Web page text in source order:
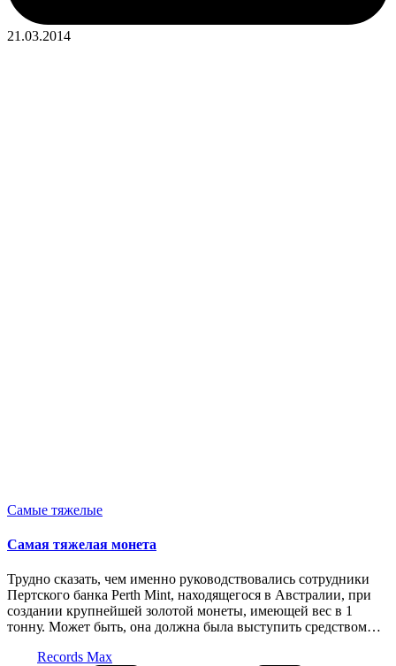
21.03.2014
Опубликовано
Самые тяжелые
Самая тяжелая монета
Трудно сказать, чем именно руководствовались сотрудники
Пертского банка Perth Mint, находящегося в Австралии, при
создании крупнейшей золотой монеты, имеющей вес в 1
тонну. Может быть, она должна была выступить средством…
Records Max